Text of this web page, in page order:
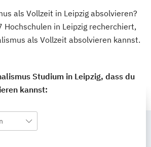
als Vollzeit in Leipzig absolvieren?
Hochschulen in Leipzig recherchiert,
als Vollzeit absolvieren kannst.
Studium in Leipzig, dass du
kannst: